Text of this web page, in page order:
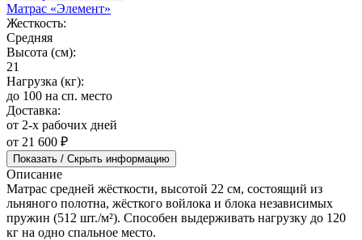
Матрас «Элемент»
Жесткость:
Средняя
Высота (см):
21
Нагрузка (кг):
до 100 на сп. место
Доставка:
от 2-х рабочих дней
от 21 600 ₽
Показать / Скрыть информацию
Описание
Матрас средней жёсткости, высотой 22 см, состоящий из
льняного полотна, жёсткого войлока и блока независимых
пружин (512 шт./м²). Способен выдерживать нагрузку до 120
кг на одно спальное место.